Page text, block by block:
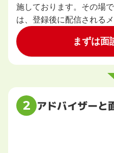
施しております。その場
は、登録後に配信される
まずは面
2 アドバイザーと